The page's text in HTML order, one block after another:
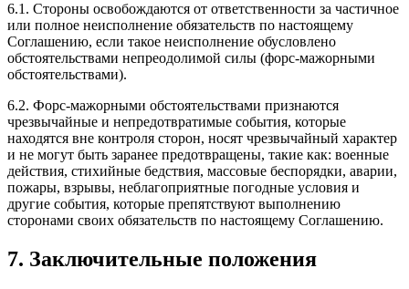
6.1. Стороны освобождаются от ответственности за частичное
или полное неисполнение обязательств по настоящему
Соглашению, если такое неисполнение обусловлено
обстоятельствами непреодолимой силы (форс-мажорными
обстоятельствами).
6.2. Форс-мажорными обстоятельствами признаются
чрезвычайные и непредотвратимые события, которые
находятся вне контроля сторон, носят чрезвычайный характер
и не могут быть заранее предотвращены, такие как: военные
действия, стихийные бедствия, массовые беспорядки, аварии,
пожары, взрывы, неблагоприятные погодные условия и
другие события, которые препятствуют выполнению
сторонами своих обязательств по настоящему Соглашению.
7. Заключительные положения